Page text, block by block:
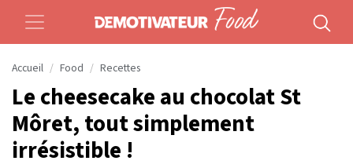
Accueil Food Recettes
Le cheesecake au chocolat St
Môret, tout simplement
irrésistible !